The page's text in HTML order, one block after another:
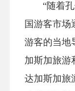
“随着
国游客市场
游客的当地
加斯加旅游
达加斯加旅